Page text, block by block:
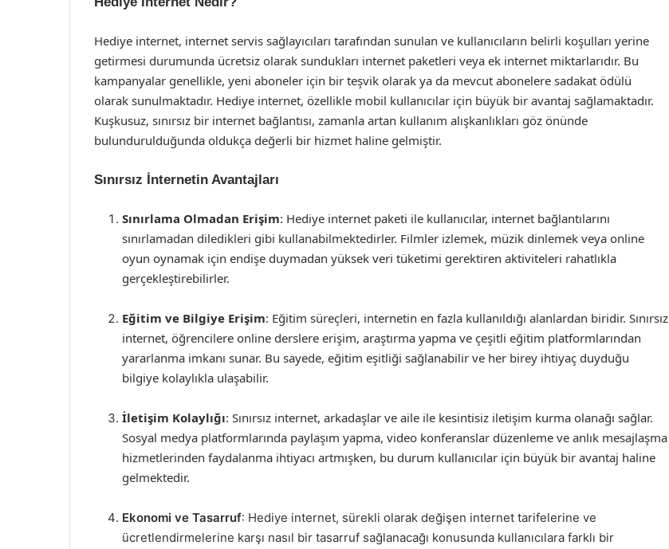
Hediye internet, internet servis sağlayıcıları tarafından sunulan ve kullanıcıların belirli koşulları yerine
getirmesi durumunda ücretsiz olarak sundukları internet paketleri veya ek internet miktarlarıdır. Bu
kampanyalar genellikle, yeni aboneler için bir teşvik olarak ya da mevcut abonelere sadakat ödülü
olarak sunulmaktadır. Hediye internet, özellikle mobil kullanıcılar için büyük bir avantaj sağlamaktadır.
Kuşkusuz, sınırsız bir internet bağlantısı, zamanla artan kullanım alışkanlıkları göz önünde
bulundurulduğunda oldukça değerli bir hizmet haline gelmiştir.
Sınırsız İnternetin Avantajları
Sınırlama Olmadan Erişim: Hediye internet paketi ile kullanıcılar, internet bağlantılarını
sınırlamadan diledikleri gibi kullanabilmektedirler. Filmler izlemek, müzik dinlemek veya online
oyun oynamak için endişe duymadan yüksek veri tüketimi gerektiren aktiviteleri rahatlıkla
gerçekleştirebilirler.
Eğitim ve Bilgiye Erişim: Eğitim süreçleri, internetin en fazla kullanıldığı alanlardan biridir. Sınırsız
internet, öğrencilere online derslere erişim, araştırma yapma ve çeşitli eğitim platformlarından
yararlanma imkanı sunar. Bu sayede, eğitim eşitliği sağlanabilir ve her birey ihtiyaç duyduğu
bilgiye kolaylıkla ulaşabilir.
İletişim Kolaylığı: Sınırsız internet, arkadaşlar ve aile ile kesintisiz iletişim kurma olanağı sağlar.
Sosyal medya platformlarında paylaşım yapma, video konferanslar düzenleme ve anlık mesajlaşma
hizmetlerinden faydalanma ihtiyacı artmışken, bu durum kullanıcılar için büyük bir avantaj haline
gelmektedir.
Ekonomi ve Tasarruf: Hediye internet, sürekli olarak değişen internet tarifelerine ve
ücretlendirmelerine karşı nasıl bir tasarruf sağlanacağı konusunda kullanıcılara farklı bir